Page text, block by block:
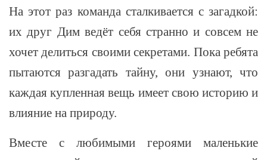
На этот раз команда сталкивается с загадкой:
их друг Дим ведёт себя странно и совсем не
хочет делиться своими секретами. Пока ребята
пытаются разгадать тайну, они узнают, что
каждая купленная вещь имеет свою историю и
влияние на природу.
Вместе с любимыми героями маленькие